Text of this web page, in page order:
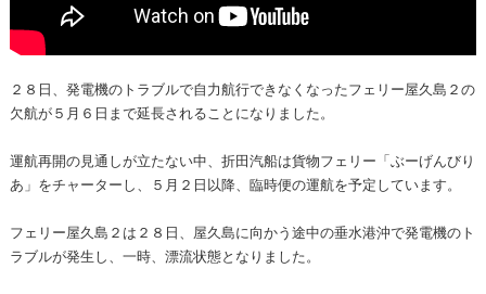
２８日、発電機のトラブルで自力航行できなくなったフェリー屋久島２の
欠航が５月６日まで延長されることになりました。
運航再開の見通しが立たない中、折田汽船は貨物フェリー「ぶーげんびり
あ」をチャーターし、５月２日以降、臨時便の運航を予定しています。
フェリー屋久島２は２８日、屋久島に向かう途中の垂水港沖で発電機のト
ラブルが発生し、一時、漂流状態となりました。